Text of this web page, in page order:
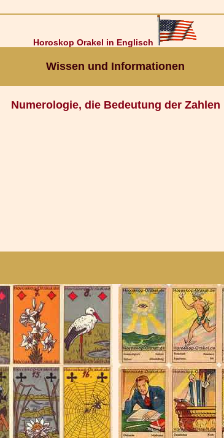
Horoskop Orakel in Englisch
Wissen und Informationen
Numerologie, die Bedeutung der Zahlen